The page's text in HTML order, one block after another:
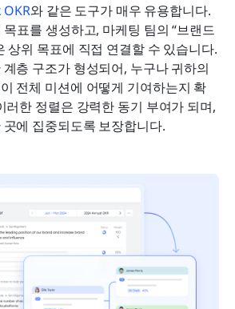
OKR와 같은 도구가 매우 유용합니다.
표를 생성하고, 마케팅 팀의 “브랜드
상위 목표에 직접 연결할 수 있습니다.
층 구조가 형성되어, 누구나 귀하의
전체 미션에 어떻게 기여하는지 확
러한 정렬은 강력한 동기 부여가 되며,
에 집중되도록 보장합니다.